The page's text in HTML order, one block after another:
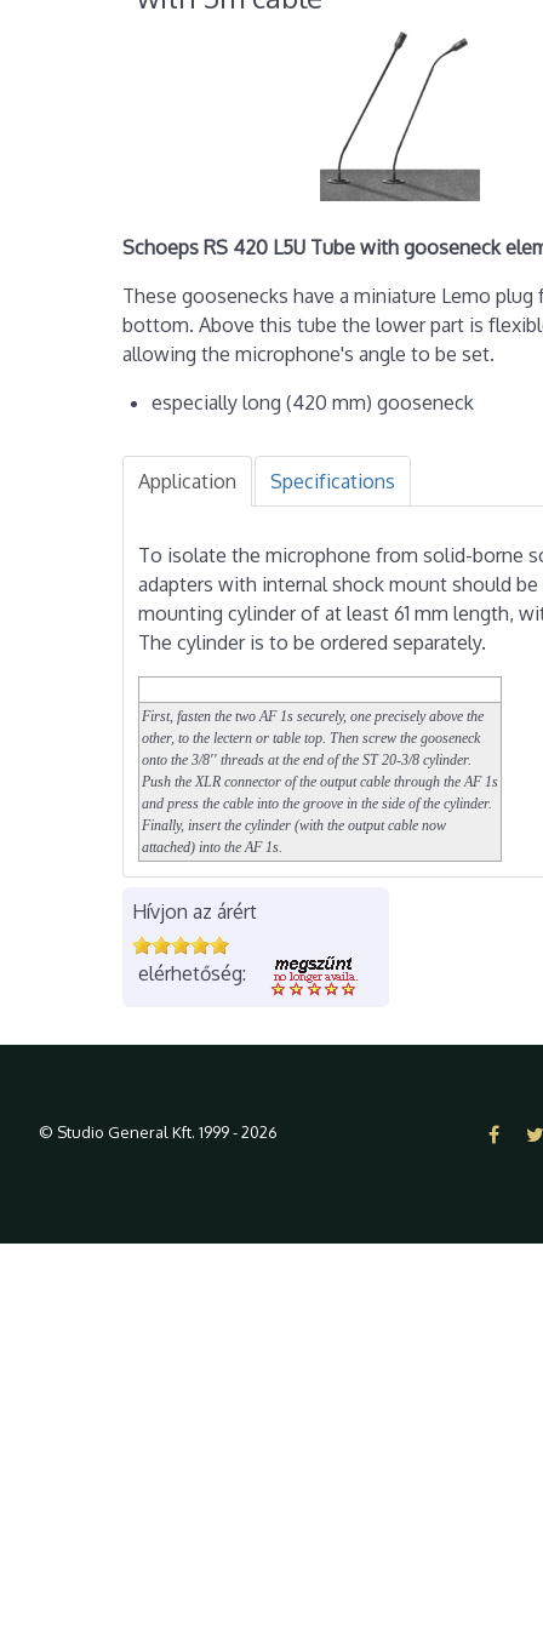
Schoeps RS 420 L5U Tube with gooseneck
These goosenecks have a miniature Lemo
bottom. Above this tube the lower part is
allowing the microphone's angle to be set.
especially long (420 mm) gooseneck
Application Specifications
To isolate the microphone from solid-borne
adapters with internal shock mount should
mounting cylinder of at least 61 mm length,
The cylinder is to be ordered separately.
First, fasten the two AF 1s securely, one precisely above the
other, to the lectern or table top. Then screw the gooseneck
onto the 3/8'' threads at the end of the ST 20-3/8 cylinder.
Push the XLR connector of the output cable through the AF 1s
and press the cable into the groove in the side of the cylinder.
Finally, insert the cylinder (with the output cable now
attached) into the AF 1s.
Hívjon az árért
elérhetőség:
© Studio General Kft. 1999 - 2026